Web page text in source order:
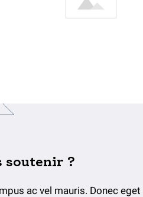
soutenir ?
ac vel mauris. Donec